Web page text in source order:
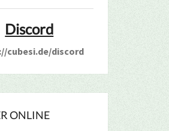
Discord
cubesi.de/discord
ONLINE